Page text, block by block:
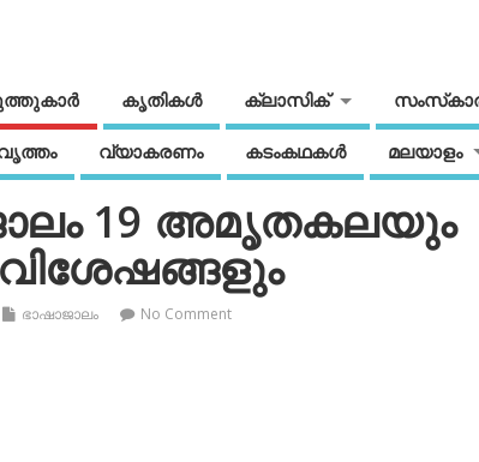
കൃതികൾ ക്ലാസിക്
വ്യാകരണം കടംകഥകള്‍ മലയാളം
19 അമൃതകലയും
ഭാഷാജാലം No Comment